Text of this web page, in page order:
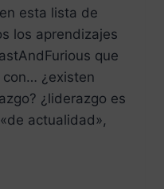
esta lista de
los aprendizajes
que
¿existen
¿liderazgo es
actualidad»,